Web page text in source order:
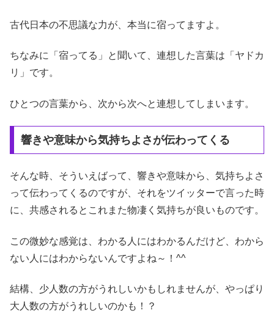
古代日本の不思議な力が、本当に宿ってますよ。
ちなみに「宿ってる」と聞いて、連想した言葉は「ヤドカ
リ」です。
ひとつの言葉から、次から次へと連想してしまいます。
響きや意味から気持ちよさが伝わってくる
そんな時、そういえばって、響きや意味から、気持ちよさ
って伝わってくるのですが、それをツイッターで言った時
に、共感されるとこれまた物凄く気持ちが良いものです。
この微妙な感覚は、わかる人にはわかるんだけど、わから
ない人にはわからないんですよね～！^^
結構、少人数の方がうれしいかもしれませんが、やっぱり
大人数の方がうれしいのかも！？